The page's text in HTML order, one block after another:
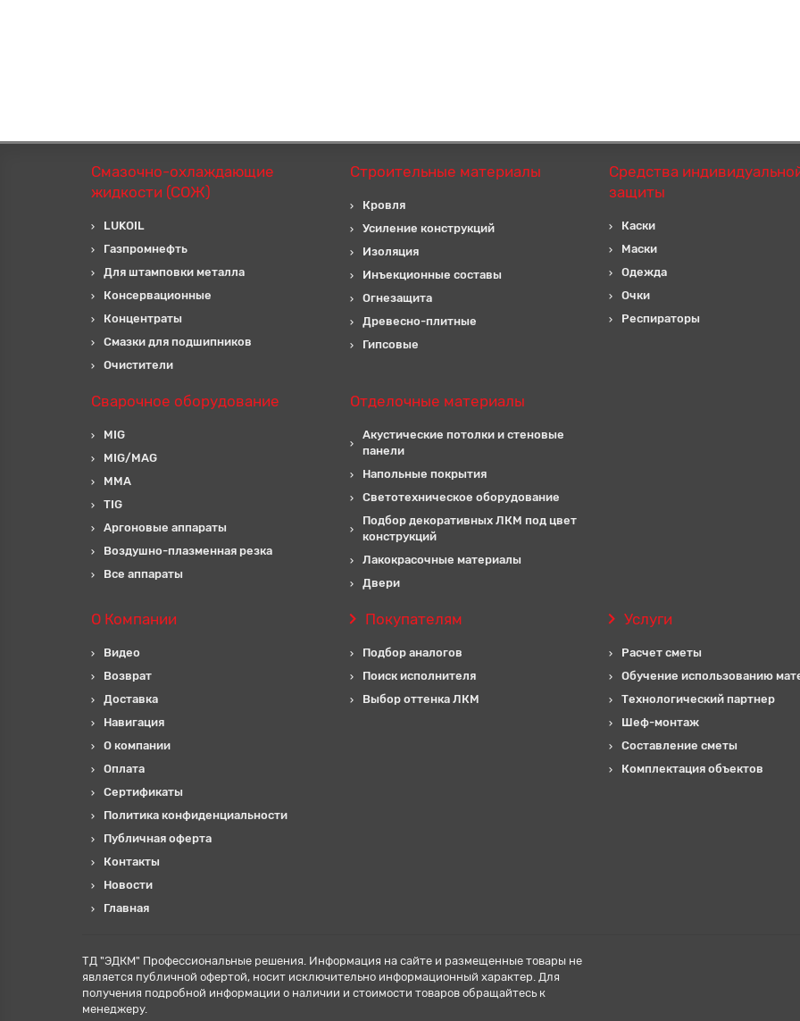
Смазочно-охлаждающие
жидкости (СОЖ)
LUKOIL
Газпромнефть
Для штамповки металла
Консервационные
Концентраты
Смазки для подшипников
Очистители
Строительные материалы
Кровля
Усиление конструкций
Изоляция
Инъекционные составы
Огнезащита
Древесно-плитные
Гипсовые
Средства
защиты
Каски
Маски
Одежда
Очки
Респираторы
Сварочное оборудование
MIG
MIG/MAG
MMA
TIG
Аргоновые аппараты
Воздушно-плазменная резка
Все аппараты
Отделочные материалы
Акустические потолки и стеновые
панели
Напольные покрытия
Светотехническое оборудование
Подбор декоративных ЛКМ под цвет
конструкций
Лакокрасочные материалы
Двери
О Компании
Видео
Возврат
Доставка
Навигация
О компании
Оплата
Сертификаты
Политика конфиденциальности
Публичная оферта
Контакты
Новости
Главная
Покупателям
Подбор аналогов
Поиск исполнителя
Выбор оттенка ЛКМ
Услуги
Расчет сметы
Обучение использованию
Технологический партнер
Шеф-монтаж
Составление сметы
Комплектация объектов
ТД "ЭДКМ" Профессиональные решения. Информация на сайте и размещенные товары не
является публичной офертой, носит исключительно информационный характер. Для
получения подробной информации о наличии и стоимости товаров обращайтесь к
менеджеру.